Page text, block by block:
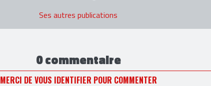
Ses autres publications
0 commentaire
MERCI DE VOUS IDENTIFIER POUR COMMENTER